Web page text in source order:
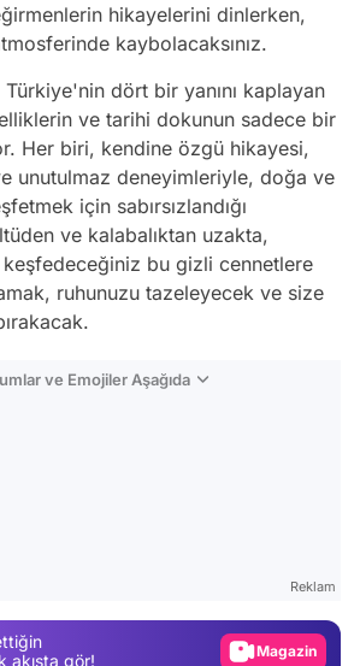
hikayelerini dinlerken,
kaybolacaksınız.
dört bir yanını kaplayan
ve tarihi dokunun sadece bir
Her biri, kendine özgü hikayesi,
unutulmaz deneyimleriyle, doğa ve
için sabırsızlandığı
ve kalabalıktan uzakta,
bu gizli cennetlere
ruhunuzu tazeleyecek ve size
ve Emojiler Aşağıda
Reklam
akışta gör!
Magazin
Video